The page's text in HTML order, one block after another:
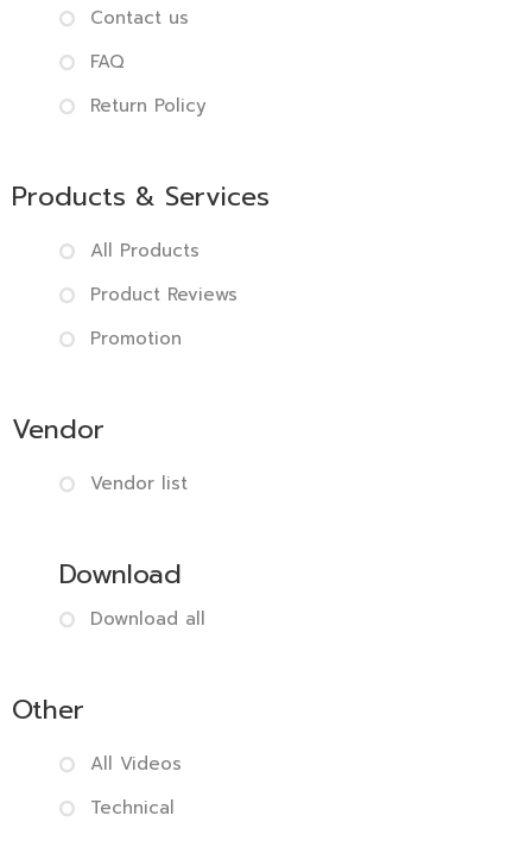
Contact us
FAQ
Return Policy
Products & Services
All Products
Product Reviews
Promotion
Vendor
Vendor list
Download
Download all
Other
All Videos
Technical